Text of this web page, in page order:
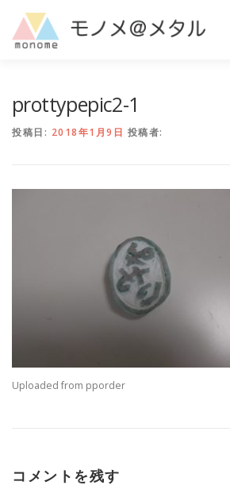
prottypepic2-1
投稿日: 2018年1月9日 投稿者:
Uploaded from pporder
コメントを残す